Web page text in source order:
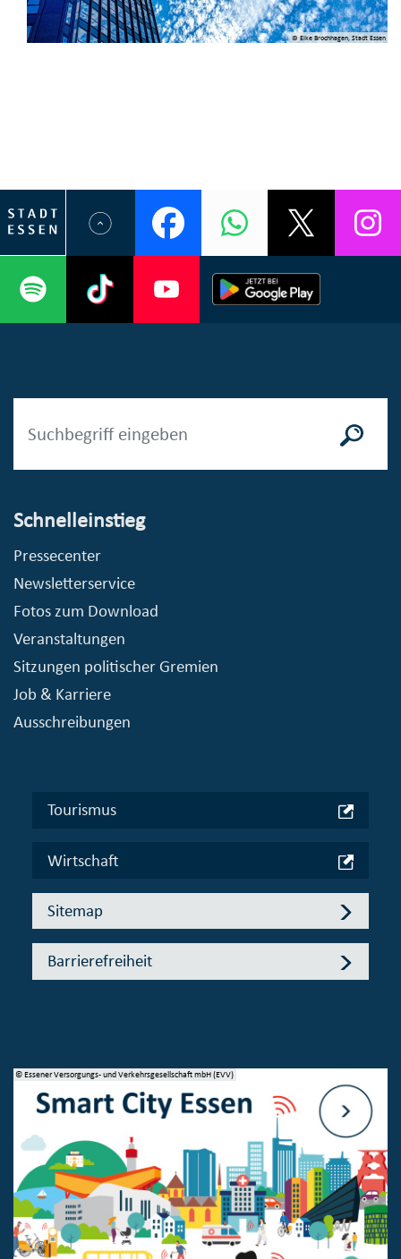
© Elke Brochhagen, Stadt Essen
Schnelleinstieg
Pressecenter
Newsletterservice
Fotos zum Download
Veranstaltungen
Sitzungen politischer Gremien
Job & Karriere
Ausschreibungen
Tourismus
Wirtschaft
Sitemap
Barrierefreiheit
© Essener Versorgungs- und Verkehrsgesellschaft mbH (EVV)